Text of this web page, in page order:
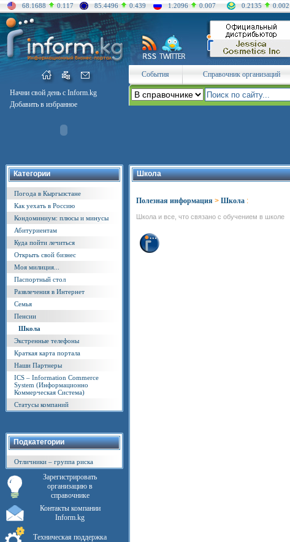
68.1688 0.117 85.4496 0.439 1.2096 0.007 0.2135 0.002
Начни свой день с Inform.kg
Добавить в избранное
События Справочник организаций
Категории
Погода в Кыргызстане
Как уехать в Россию
Кондоминиум: плюсы и минусы
Абитуриентам
Куда пойти лечиться
Открыть свой бизнес
Моя милиция...
Паспортный стол
Развлечения в Интернет
Семья
Пенсии
Школа
Экстренные телефоны
Краткая карта портала
Наши Партнеры
ICS – Information Commerce
System (Информационно
Коммерческая Система)
Статусы компаний
Подкатегории
Отличники – группа риска
Зарегистрировать
организацию в
справочнике
Контакты компании
Inform.kg
Техническая поддержка
Школа
Полезная информация > Школа :
Школа и все, что связано с обучением в школе